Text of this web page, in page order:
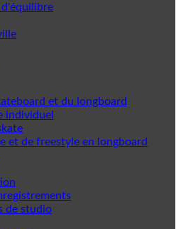
d'équilibre
et du longboard
individuel
et de freestyle en longboard
de studio